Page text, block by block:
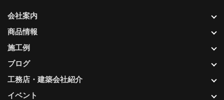
会社案内
商品情報
施工例
ブログ
工務店・建築会社紹介
イベント